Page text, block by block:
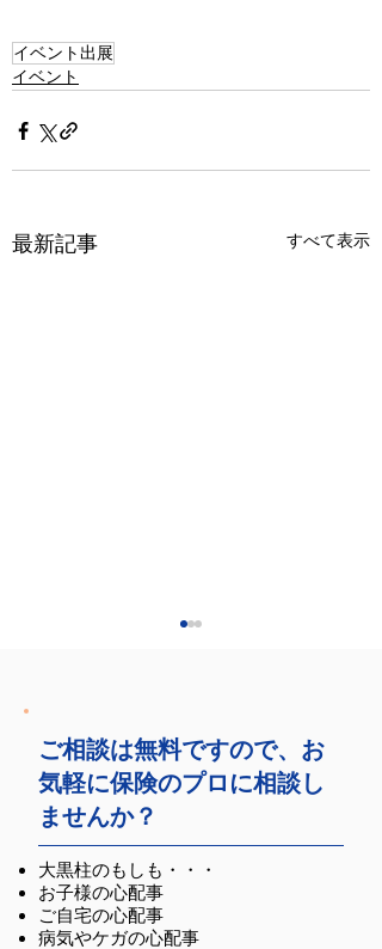
イベント出展
イベント
最新記事 すべて表示
金融セミナー「特別講
演会 為替・内外情
勢」に延べ90名の方に
ご参加いただきまし
た。
ご相談は無料ですので、お
気軽に保険のプロに相談し
ませんか？
大黒柱のもしも・・・
お子様の心配事
ご自宅の心配事
病気やケガの心配事